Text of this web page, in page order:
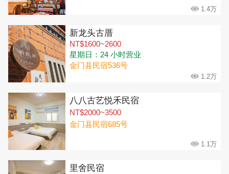
1.4万
新龙头古厝
NT$1600~2600
星期日：24 小时营业
金门县民宿536号
1.2万
八八古艺悦禾民宿
NT$2000~3500
金门县民宿685号
1.1万
里舍民宿